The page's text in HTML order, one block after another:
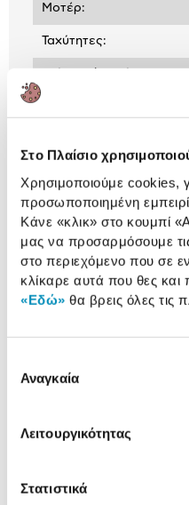
Στο Πλαίσιο
Χρησιμοποιούμε cookies,
προσωποποιημένη
Κάνε «κλικ» στο κουμπί
μας να προσαρμόσουμε
στο περιεχόμενο που σε
κλίκαρε αυτά που θες και
«Εδώ» θα βρεις όλες τις
συγκατάθεσης
Αναγκαία
Λειτουργικότητας
Στατιστικά
Μοτέρ:
Ταχύτητες:
Αναλυτική
παρουσίαση
Αναλυτική παρουσίαση
Προδιαγραφές
προϊόντος
Χαρακτηριστικά
Αξιολογήσεις